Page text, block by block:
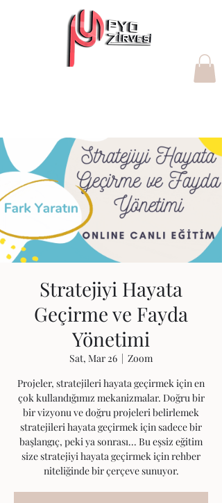
Stratejiyi Hayata
Geçirme ve Fayda
Yönetimi
Sat, Mar 26
  |
Zoom
Projeler, stratejileri hayata geçirmek için en
çok kullandığımız mekanizmalar. Doğru bir
bir vizyonu ve doğru projeleri belirlemek
stratejileri hayata geçirmek için sadece bir
başlangıç, peki ya sonrası... Bu eşsiz eğitim
size stratejiyi hayata geçirmek için rehber
niteliğinde bir çerçeve sunuyor.